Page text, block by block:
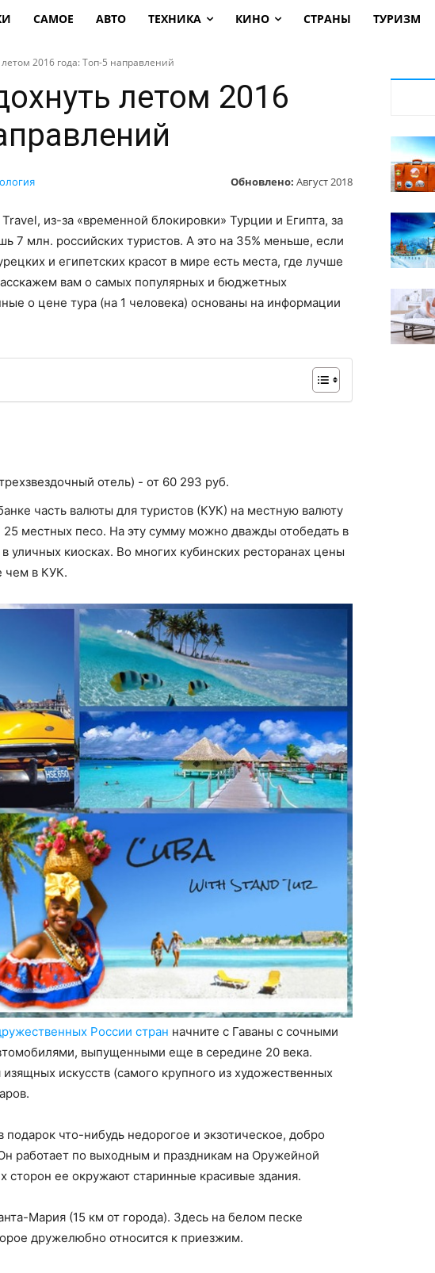
САМОЕ АВТО ТЕХНИКА КИНО СТРАНЫ ТУРИЗМ
2016 года: Топ-5 направлений
летом 2016
Обновлено: Август 2018
из-за «временной блокировки» Турции и Египта, за
7 млн. российских туристов. А это на 35% меньше, если
и египетских красот в мире есть места, где лучше
вам о самых популярных и бюджетных
о цене тура (на 1 человека) основаны на информации
отель) - от 60 293 руб.
часть валюты для туристов (КУК) на местную валюту
местных песо. На эту сумму можно дважды отобедать в
уличных киосках. Во многих кубинских ресторанах цены
чем в КУК.
России стран начните с Гаваны с сочными
выпущенными еще в середине 20 века.
искусств (самого крупного из художественных
что-нибудь недорогое и экзотическое, добро
работает по выходным и праздникам на Оружейной
сторон ее окружают старинные красивые здания.
Мария (15 км от города). Здесь на белом песке
дружелюбно относится к приезжим.